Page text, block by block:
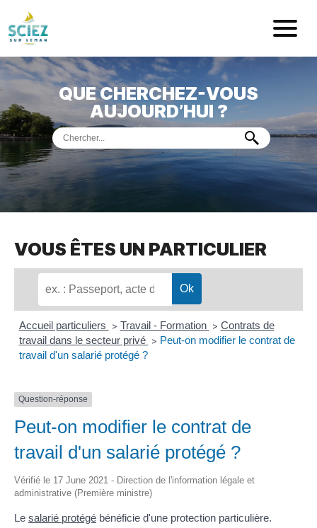
Mairie de
ACCUEIL
VOTREMAIRIE
VIEPRATIQUE
PORTDE PLAISANCE
MUSÉEDE PRÉHISTOIRE
QUE CHERCHEZ-VOUS
AUJOURD’HUI ?
VOUS ÊTES UN PARTICULIER
Accueil particuliers > Travail - Formation > Contrats de
travail dans le secteur privé > Peut-on modifier le contrat de
travail d'un salarié protégé ?
Question-réponse
Peut-on modifier le contrat de
travail d'un salarié protégé ?
Vérifié le 17 June 2021 - Direction de l'information légale et
administrative (Première ministre)
Le salarié protégé bénéficie d'une protection particulière.